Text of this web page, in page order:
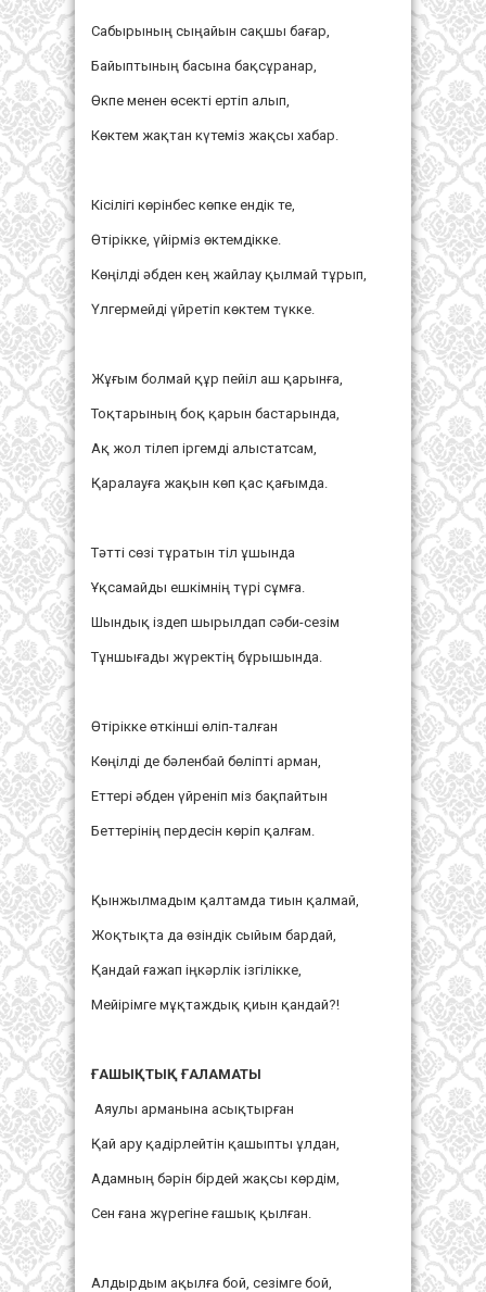
Сабырының сыңайын сақшы бағар,
Байыптының басына бақсұранар,
Өкпе менен өсекті ертіп алып,
Көктем жақтан күтеміз жақсы хабар.
Кісілігі көрінбес көпке ендік те,
Өтірікке, үйірміз өктемдікке.
Көңілді әбден кең жайлау қылмай тұрып,
Үлгермейді үйретіп көктем түкке.
Жұғым болмай құр пейіл аш қарынға,
Тоқтарының боқ қарын бастарында,
Ақ жол тілеп іргемді алыстатсам,
Қаралауға жақын көп қас қағымда.
Тәтті сөзі тұратын тіл ұшында
Ұқсамайды ешкімнің түрі сұмға.
Шындық іздеп шырылдап сәби-сезім
Тұншығады жүректің бұрышында.
Өтірікке өткінші өліп-талған
Көңілді де бәленбай бөліпті арман,
Еттері әбден үйреніп міз бақпайтын
Беттерінің пердесін көріп қалғам.
Қынжылмадым қалтамда тиын қалмай,
Жоқтықта да өзіндік сыйым бардай,
Қандай ғажап іңкәрлік ізгілікке,
Мейірімге мұқтаждық қиын қандай?!
ҒАШЫҚТЫҚ ҒАЛАМАТЫ
Аяулы арманына асықтырған
Қай ару қадірлейтін қашыпты ұлдан,
Адамның бәрін бірдей жақсы көрдім,
Сен ғана жүрегіне ғашық қылған.
Алдырдым ақылға бой, сезімге бой,